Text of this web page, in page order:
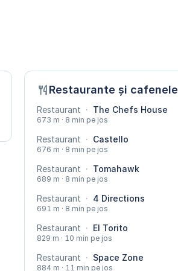
Restaurante și cafenele
Restaurant · The Chefs House
673 m · 8 min pe jos
Restaurant · Castello
676 m · 8 min pe jos
Restaurant · Tomahawk
689 m · 8 min pe jos
Restaurant · 4 Directions
691 m · 8 min pe jos
Restaurant · El Torito
829 m · 10 min pe jos
Restaurant · Space Zone
884 m · 11 min pe jos